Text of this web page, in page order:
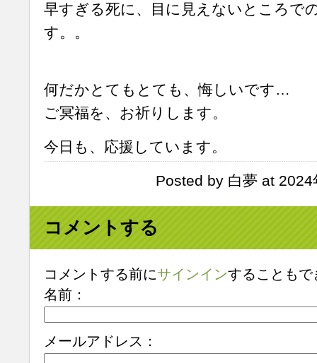
早すぎる死に、目に見えないところで
す。。
何だかとてもとても、悔しいです…
ご冥福を、お祈りします。
今日も、応援しています。
Posted by 白夢 at
コメントする
コメントする前にサインインすることもで
名前：
メールアドレス：